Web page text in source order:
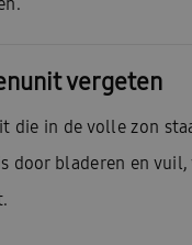
vergeten
die in de volle zon
door bladeren en